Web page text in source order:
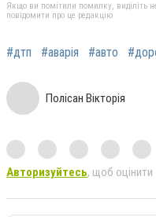
Якщо ви помітили помилку, виділіть
повідомити про це редакцію
#дтп #аварія #авто
Полісан Вікторія
Авторизуйтесь, щоб оцінити